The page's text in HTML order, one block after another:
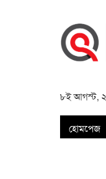
৮ই আগস্ট,
হোমপেজ